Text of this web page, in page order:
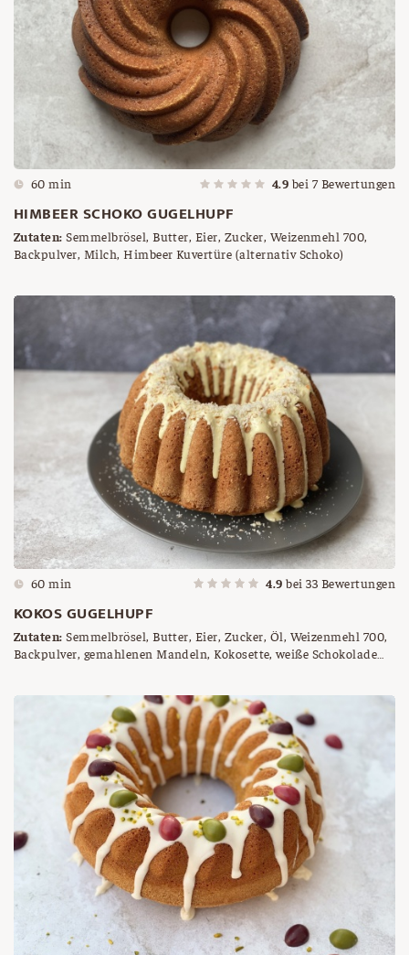
60 min 4.9 bei 7Bewertungen
HIMBEER SCHOKO GUGELHUPF
Zutaten: Semmelbrösel, Butter, Eier, Zucker, Weizenmehl 700,
Backpulver, Milch, Himbeer Kuvertüre (alternativ Schoko)
60 min 4.9 bei33 Bewertungen
KOKOS GUGELHUPF
Zutaten: Semmelbrösel, Butter, Eier, Zucker, Öl, Weizenmehl 700,
Backpulver, gemahlenen Mandeln, Kokosette, weiße Schokolade